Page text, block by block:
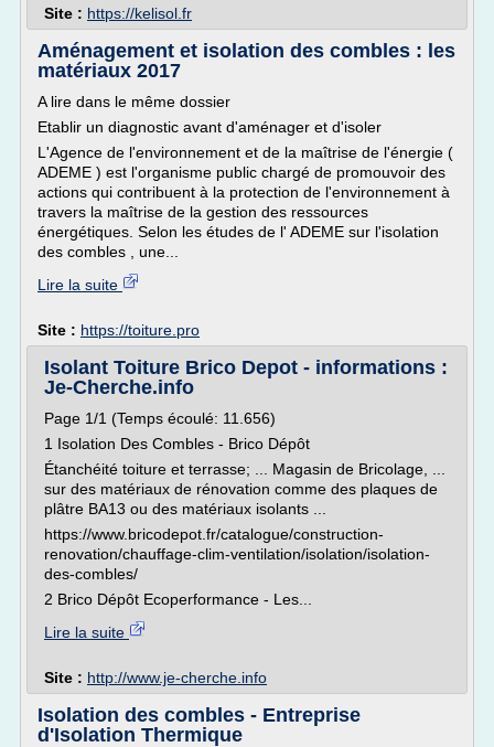
Site : https://kelisol.fr
Aménagement et isolation des combles : les
matériaux 2017
A lire dans le même dossier
Etablir un diagnostic avant d'aménager et d'isoler
L'Agence de l'environnement et de la maîtrise de l'énergie (
ADEME ) est l'organisme public chargé de promouvoir des
actions qui contribuent à la protection de l'environnement à
travers la maîtrise de la gestion des ressources
énergétiques. Selon les études de l' ADEME sur l'isolation
des combles , une...
Lire la suite
Site : https://toiture.pro
Isolant Toiture Brico Depot - informations :
Je-Cherche.info
Page 1/1 (Temps écoulé: 11.656)
1 Isolation Des Combles - Brico Dépôt
Étanchéité toiture et terrasse; ... Magasin de Bricolage, ...
sur des matériaux de rénovation comme des plaques de
plâtre BA13 ou des matériaux isolants ...
https://www.bricodepot.fr/catalogue/construction-
renovation/chauffage-clim-ventilation/isolation/isolation-
des-combles/
2 Brico Dépôt Ecoperformance - Les...
Lire la suite
Site : http://www.je-cherche.info
Isolation des combles - Entreprise
d'Isolation Thermique